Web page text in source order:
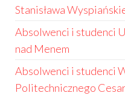
Stanisława
Absolwenci i studenci
nad Menem
Absolwenci i studenci
Politechnicznego